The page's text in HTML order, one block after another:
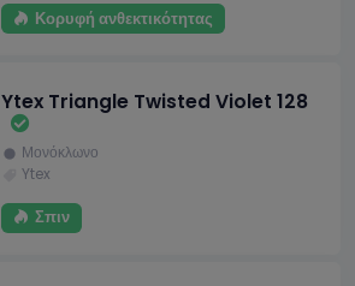
Κορυφή ανθεκτικότητας
Ytex Triangle Twisted Violet 128
Μονόκλωνο
Ytex
Σπιν